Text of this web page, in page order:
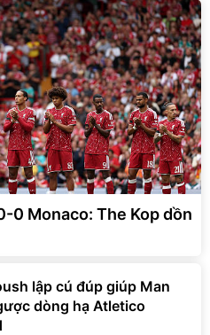
0 Monaco: The Kop dồn
lập cú đúp giúp Man
dòng hạ Atletico